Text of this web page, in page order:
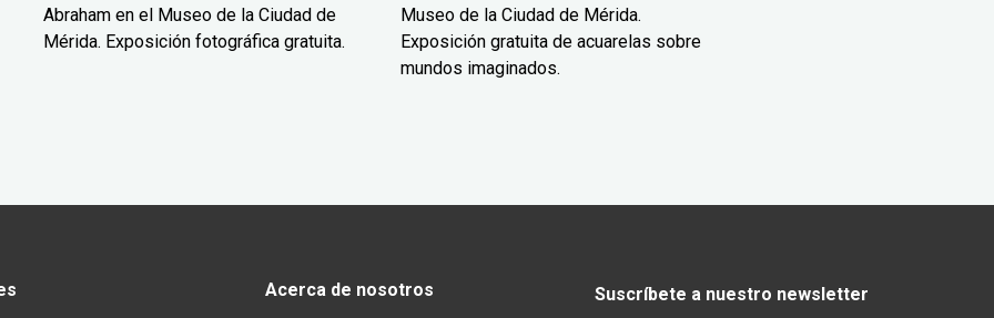
Abraham en el Museo de la Ciudad de
Mérida. Exposición fotográfica gratuita.
Museo de la Ciudad de Mérida.
Exposición gratuita de acuarelas sobre
mundos imaginados.
Acerca de nosotros
Suscríbete a nuestro newsletter